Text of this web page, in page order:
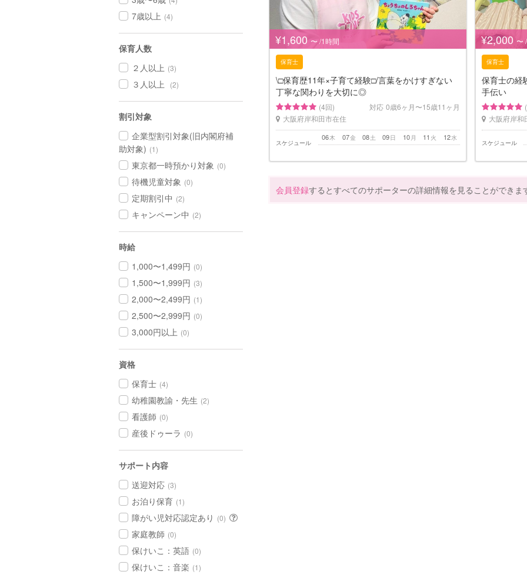
7歳以上 (4)
保育人数
２人以上 (3)
３人以上 (2)
割引対象
企業型割引対象(旧内閣府補
助対象) (1)
東京都一時預かり対象 (0)
待機児童対象 (0)
定期割引中 (2)
キャンペーン中 (2)
時給
1,000〜1,499円 (0)
1,500〜1,999円 (3)
2,000〜2,499円 (1)
2,500〜2,999円 (0)
3,000円以上 (0)
資格
保育士 (4)
幼稚園教諭・先生 (2)
看護師 (0)
産後ドゥーラ (0)
サポート内容
送迎対応 (3)
お泊り保育 (1)
障がい児対応認定あり (0)
家庭教師 (0)
保けいこ：英語 (0)
保けいこ：音楽 (1)
¥1,600 〜 /1時間
保育士
\□︎保育歴11年×子育て経験□︎/言葉をかけすぎない
丁寧な関わりを大切に◎
(4回) 対応 0歳6ヶ月〜15歳11ヶ月
大阪府岸和田市在住
スケジュール
木
06 金
07 土
08 日
09 月
10 火
11 水
12
¥2,000 〜
保育士
保育士の経
手伝い
大阪府岸和
スケジュール
会員登録するとすべてのサポーターの詳細情報を見ることができま